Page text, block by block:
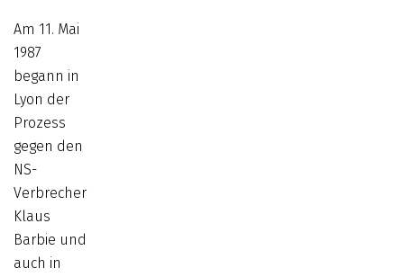
Am 11. Mai
1987
begann in
Lyon der
Prozess
gegen den
NS-
Verbrecher
Klaus
Barbie und
auch in